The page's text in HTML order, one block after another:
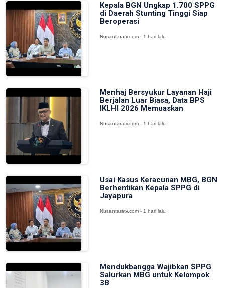
Kepala BGN Ungkap 1.700 SPPG
di Daerah Stunting Tinggi Siap
Beroperasi
Nusantaratv.com - 1 hari lalu
Menhaj Bersyukur Layanan Haji
Berjalan Luar Biasa, Data BPS
IKLHI 2026 Memuaskan
Nusantaratv.com - 1 hari lalu
Usai Kasus Keracunan MBG, BGN
Berhentikan Kepala SPPG di
Jayapura
Nusantaratv.com - 1 hari lalu
Mendukbangga Wajibkan SPPG
Salurkan MBG untuk Kelompok
3B